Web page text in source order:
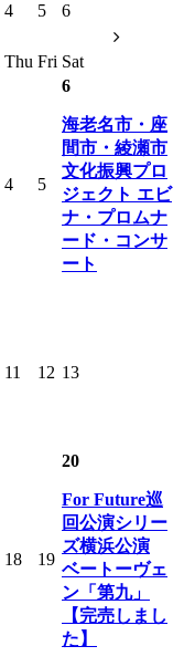
4 5
6
Thu Fri Sat
4 5
6
海老名市・座
間市・綾瀬市
文化振興プロ
ジェクト エビ
ナ・プロムナ
ード・コンサ
ート
11 12 13
18 19
20
For Future巡
回公演シリー
ズ横浜公演
ベートーヴェ
ン「第九」
【完売しまし
た】